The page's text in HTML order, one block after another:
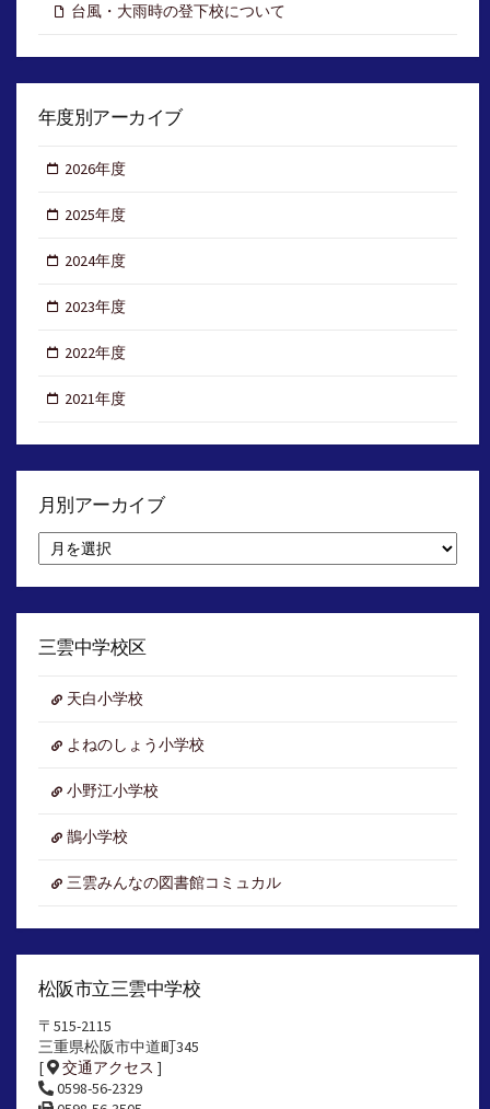
台風・大雨時の登下校について
年度別アーカイブ
2026年度
2025年度
2024年度
2023年度
2022年度
2021年度
月別アーカイブ
別
ア
イ
三雲中学校区
天白小学校
よねのしょう小学校
小野江小学校
鵲小学校
三雲みんなの図書館コミュカル
松阪市立三雲中学校
〒515-2115
三重県松阪市中道町345
[
交通アクセス ]
0598-56-2329